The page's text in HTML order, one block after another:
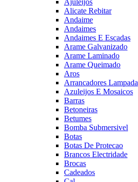
Ajuleijos
Alicate Rebitar
Andaime
Andaimes
Andaimes E Escadas
Arame Galvanizado
Arame Laminado
Arame Queimado
Aros
Arrancadores Lampada
Azuleijos E Mosaicos
Barras
Betoneiras
Betumes
Bomba Submersivel
Botas
Botas De Protecao
Brancos Electridade
Brocas
Cadeados